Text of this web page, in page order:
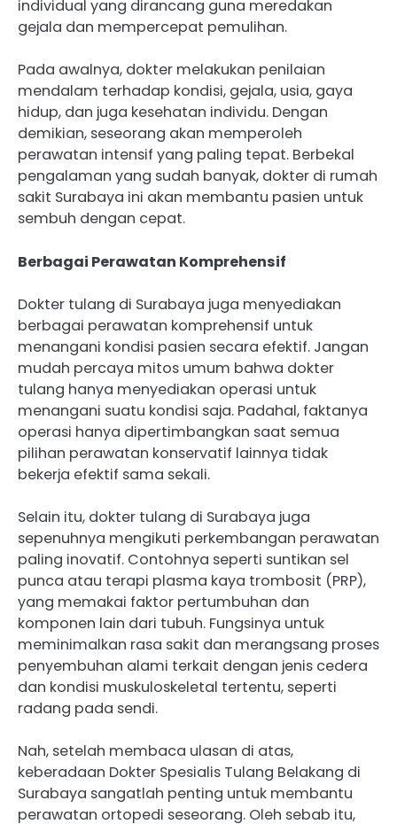
individual yang dirancang guna meredakan
gejala dan mempercepat pemulihan.
Pada awalnya, dokter melakukan penilaian
mendalam terhadap kondisi, gejala, usia, gaya
hidup, dan juga kesehatan individu. Dengan
demikian, seseorang akan memperoleh
perawatan intensif yang paling tepat. Berbekal
pengalaman yang sudah banyak, dokter di rumah
sakit Surabaya ini akan membantu pasien untuk
sembuh dengan cepat.
Berbagai Perawatan Komprehensif
Dokter tulang di Surabaya juga menyediakan
berbagai perawatan komprehensif untuk
menangani kondisi pasien secara efektif. Jangan
mudah percaya mitos umum bahwa dokter
tulang hanya menyediakan operasi untuk
menangani suatu kondisi saja. Padahal, faktanya
operasi hanya dipertimbangkan saat semua
pilihan perawatan konservatif lainnya tidak
bekerja efektif sama sekali.
Selain itu, dokter tulang di Surabaya juga
sepenuhnya mengikuti perkembangan perawatan
paling inovatif. Contohnya seperti suntikan sel
punca atau terapi plasma kaya trombosit (PRP),
yang memakai faktor pertumbuhan dan
komponen lain dari tubuh. Fungsinya untuk
meminimalkan rasa sakit dan merangsang proses
penyembuhan alami terkait dengan jenis cedera
dan kondisi muskuloskeletal tertentu, seperti
radang pada sendi.
Nah, setelah membaca ulasan di atas,
keberadaan Dokter Spesialis Tulang Belakang di
Surabaya sangatlah penting untuk membantu
perawatan ortopedi seseorang. Oleh sebab itu,